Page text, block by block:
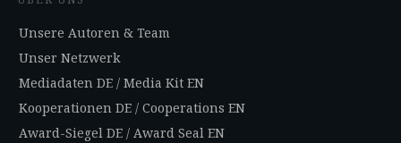
Unsere Autoren & Team
Unser Netzwerk
Mediadaten DE / Media Kit EN
Kooperationen DE / Cooperations EN
Award-Siegel DE / Award Seal EN